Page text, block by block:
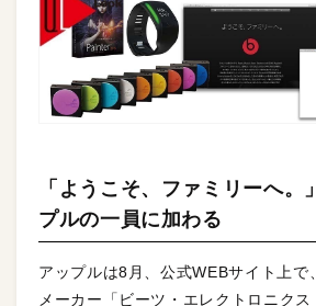
「ようこそ、ファミリーへ。
プルの一員に加わる
アップルは8月、公式WEBサイト上で
メーカー「ビーツ・エレクトロニク